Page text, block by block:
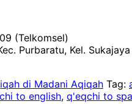
(Telkomsel)
Purbaratu, Kel. Sukajaya
di Madani Aqiqah Tag:
to english, q'eqchi to